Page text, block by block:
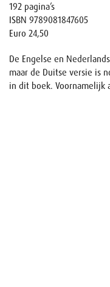
192 pagina’s
ISBN 9789081847605
Euro 24,50
De Engelse en
maar de Duitse versie is
in dit boek. Voornamelijk